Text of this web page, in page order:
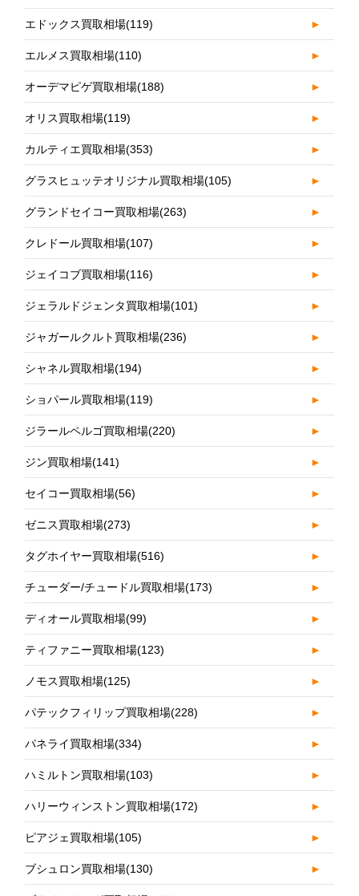
エドックス買取相場(119) ►
エルメス買取相場(110) ►
オーデマピゲ買取相場(188) ►
オリス買取相場(119) ►
カルティエ買取相場(353) ►
グラスヒュッテオリジナル買取相場(105) ►
グランドセイコー買取相場(263) ►
クレドール買取相場(107) ►
ジェイコブ買取相場(116) ►
ジェラルドジェンタ買取相場(101) ►
ジャガールクルト買取相場(236) ►
シャネル買取相場(194) ►
ショパール買取相場(119) ►
ジラールペルゴ買取相場(220) ►
ジン買取相場(141) ►
セイコー買取相場(56) ►
ゼニス買取相場(273) ►
タグホイヤー買取相場(516) ►
チューダー/チュードル買取相場(173) ►
ディオール買取相場(99) ►
ティファニー買取相場(123) ►
ノモス買取相場(125) ►
パテックフィリップ買取相場(228) ►
パネライ買取相場(334) ►
ハミルトン買取相場(103) ►
ハリーウィンストン買取相場(172) ►
ピアジェ買取相場(105) ►
ブシュロン買取相場(130) ►